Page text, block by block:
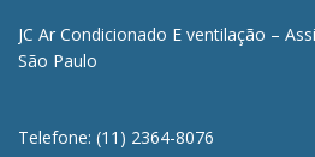
JC Ar Condicionado E ventilação –
São Paulo
Telefone: (11) 2364-8076